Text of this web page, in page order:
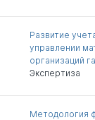
Развитие
управлении
организаций
Экспертиза
Методология